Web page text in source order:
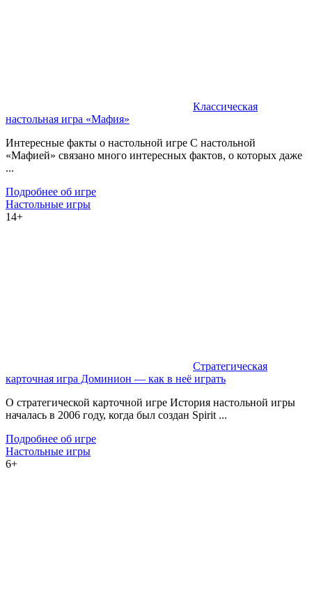
Классическая
настольная игра «Мафия»
Интересные факты о настольной игре С настольной
«Мафией» связано много интересных фактов, о которых даже
...
Подробнее об игре
Настольные игры
14+
Стратегическая
карточная игра Доминион — как в неё играть
О стратегической карточной игре История настольной игры
началась в 2006 году, когда был создан Spirit ...
Подробнее об игре
Настольные игры
6+